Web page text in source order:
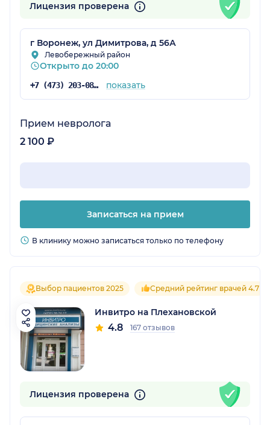
Лицензия проверена
г Воронеж, ул Димитрова, д 56А
Левобережный район
Открыто до 20:00
+7 (473) 203-08-95 показать
Прием невролога
2 100 ₽
Записаться на прием
В клинику можно записаться только по телефону
Выбор пациентов 2025 Средний рейтинг врачей 4.7
Инвитро на Плехановской
4.8 167 отзывов
Лицензия проверена